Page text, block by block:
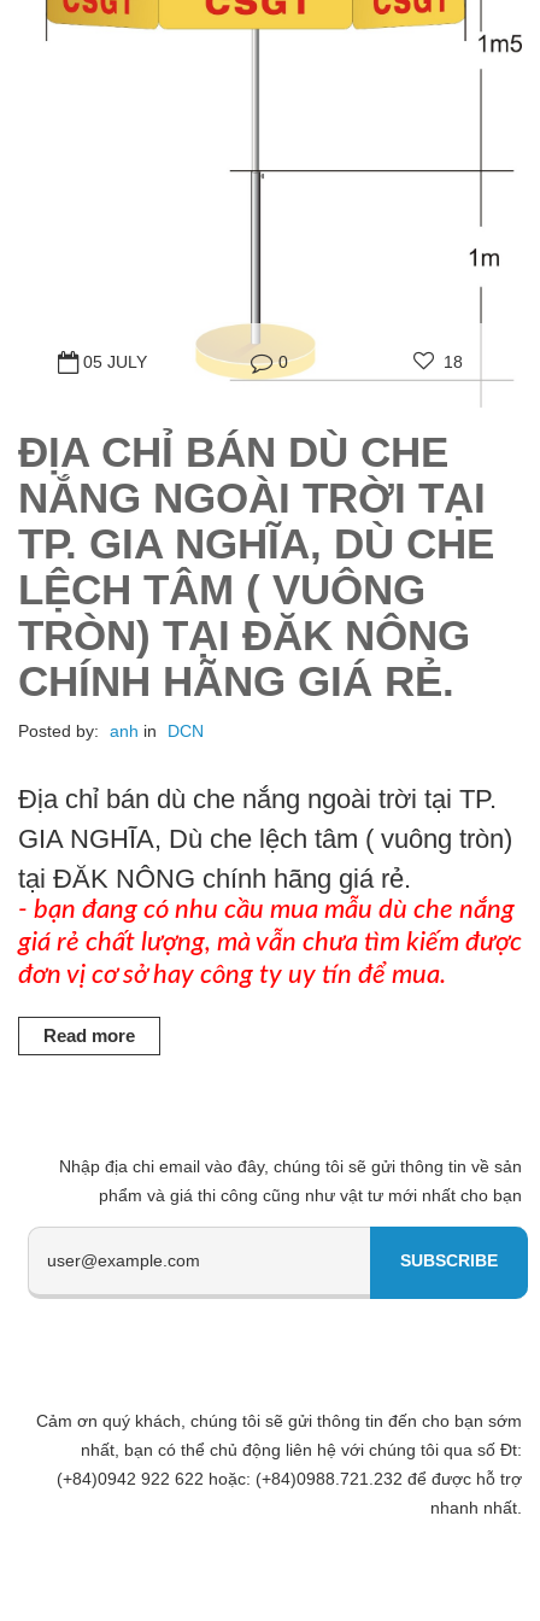
05 JULY 0 18
ĐỊA CHỈ BÁN DÙ CHE
NẮNG NGOÀI TRỜI TẠI
TP. GIA NGHĨA, DÙ CHE
LỆCH TÂM ( VUÔNG
TRÒN) TẠI ĐĂK NÔNG
CHÍNH HÃNG GIÁ RẺ.
Posted by: anh in DCN
Địa chỉ bán dù che nắng ngoài trời tại TP.
GIA NGHĨA, Dù che lệch tâm ( vuông tròn)
tại ĐĂK NÔNG chính hãng giá rẻ.
- bạn đang có nhu cầu mua mẫu dù che nắng
giá rẻ chất lượng, mà vẫn chưa tìm kiếm được
đơn vị cơ sở hay công ty uy tín để mua.
Read more
Nhập địa chi email vào đây, chúng tôi sẽ gửi thông tin về sản
phẩm và giá thi công cũng như vật tư mới nhất cho bạn
Cảm ơn quý khách, chúng tôi sẽ gửi thông tin đến cho bạn sớm
nhất, bạn có thể chủ động liên hệ với chúng tôi qua số Đt:
(+84)0942 922 622 hoặc: (+84)0988.721.232 để được hỗ trợ
nhanh nhất.